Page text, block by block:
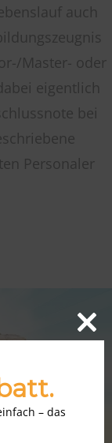
auch
Master- oder
eigentlich
bei
Personaler
Close
– das